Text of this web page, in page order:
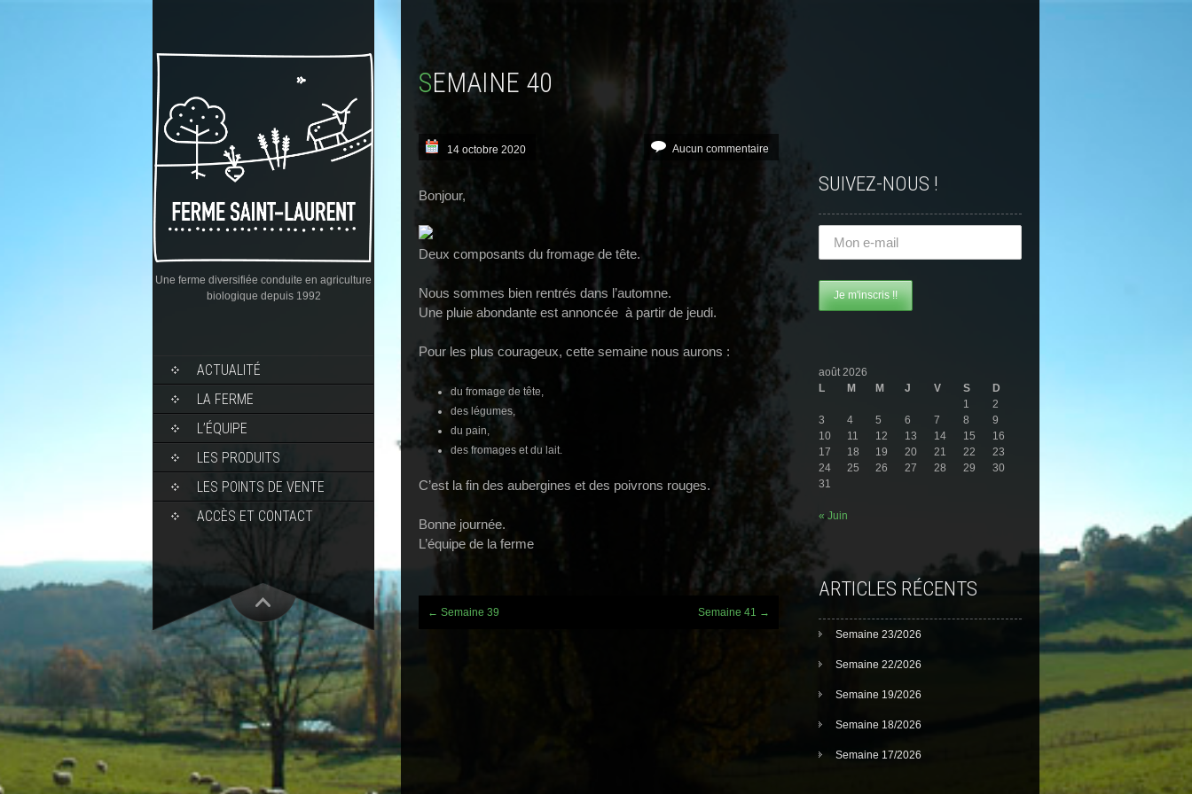
Une ferme diversifiée conduite en agriculture
biologique depuis 1992
ACTUALITÉ
LA FERME
L’ÉQUIPE
LES PRODUITS
LES POINTS DE VENTE
ACCÈS ET CONTACT
SEMAINE 40
14 octobre 2020 Aucun commentaire
Bonjour,
Deux composants du fromage de tête.
Nous sommes bien rentrés dans l’automne.
Une pluie abondante est annoncée à partir de jeudi.
Pour les plus courageux, cette semaine nous aurons :
du fromage de tête,
des légumes,
du pain,
des fromages et du lait.
C’est la fin des aubergines et des poivrons rouges.
Bonne journée.
L’équipe de la ferme
Post
← Semaine 39 Semaine 41 →
SUIVEZ-NOUS !
août 2026
L
M M J V S
D
1
2
3
4 5 6 7 8
9
10
11 12 13 14 15
16
17
18 19 20 21 22
23
24
25 26 27 28 29
30
31
« Juin
ARTICLES RÉCENTS
Semaine 23/2026
Semaine 22/2026
Semaine 19/2026
Semaine 18/2026
Semaine 17/2026